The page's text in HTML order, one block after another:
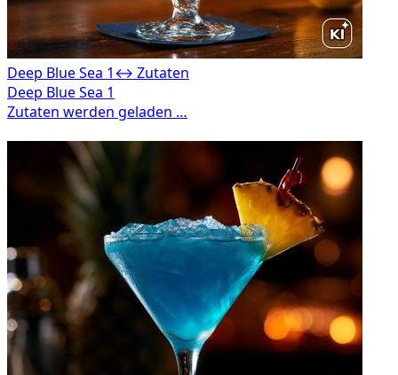
Deep Blue Sea 1↔ Zutaten